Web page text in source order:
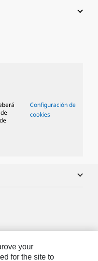
Configuración de
cookies
your
for the site to